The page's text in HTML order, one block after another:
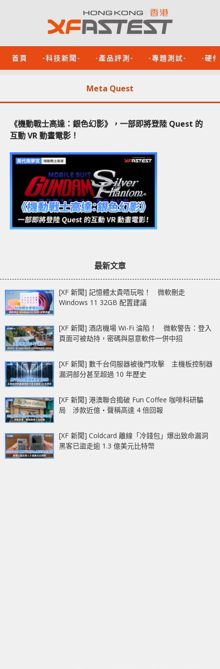
首頁 -科技新聞- -產品評測- -專題測試- -硬
Meta Quest
《機動戰士高達：銀色幻影》，一部即將登陸 Quest 的
互動 VR 動畫電影！
最新文章
[XF 新聞] 記憶體太貴唔玩啦！ 微軟刪走
Windows 11 32GB 配置建議
[XF 新聞] 酒店機場 Wi-Fi 淪陷！ 微軟警告：登入
頁面可被劫持，密碼與惡意軟件一併中招
[XF 新聞] 數千台伺服器被後門攻擊 主機板控制器
漏洞部分甚至超過 10 年歷史
[XF 新聞] 港澳聯合搗破 Fun Coffee 咖啡科研騙
局 涉款近億‧聲稱高達 4 倍回報
[XF 新聞] Coldcard 離線「冷錢包」爆出致命漏洞
黑客已盜走逾 1.3 億美元比特幣